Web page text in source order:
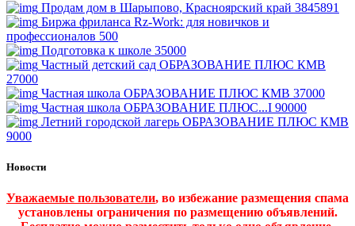
Продам дом в Шарыпово, Красноярский край 3845891
Биржа фриланса Rz-Work: для новичков и
профессионалов 500
Подготовка к школе 35000
Частный детский сад ОБРАЗОВАНИЕ ПЛЮС КМВ
27000
Частная школа ОБРАЗОВАНИЕ ПЛЮС КМВ 37000
Частная школа ОБРАЗОВАНИЕ ПЛЮС...I 90000
Летний городской лагерь ОБРАЗОВАНИЕ ПЛЮС КМВ
9000
Новости
Уважаемые пользователи, во избежание размещения спама
установлены ограничения по размещению объявлений.